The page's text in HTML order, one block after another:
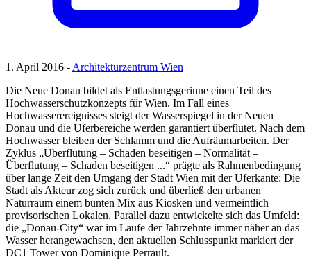
1. April 2016 -Architekturzentrum Wien
Die Neue Donau bildet als Entlastungsgerinne einen Teil des
Hochwasserschutzkonzepts für Wien. Im Fall eines
Hochwasserereignisses steigt der Wasserspiegel in der Neuen
Donau und die Uferbereiche werden garantiert überflutet. Nach dem
Hochwasser bleiben der Schlamm und die Aufräumarbeiten. Der
Zyklus „Überflutung – Schaden beseitigen – Normalität –
Überflutung – Schaden beseitigen ...“ prägte als Rahmenbedingung
über lange Zeit den Umgang der Stadt Wien mit der Uferkante: Die
Stadt als Akteur zog sich zurück und überließ den urbanen
Naturraum einem bunten Mix aus Kiosken und vermeintlich
provisorischen Lokalen. Parallel dazu entwickelte sich das Umfeld:
die „Donau-City“ war im Laufe der Jahrzehnte immer näher an das
Wasser herangewachsen, den aktuellen Schlusspunkt markiert der
DC1 Tower von Dominique Perrault.